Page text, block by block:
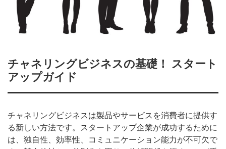
チャネリングビジネスの基礎！ スタート
アップガイド
チャネリングビジネスは製品やサービスを消費者に提供す
る新しい方法です。スタートアップ企業が成功するために
は、独自性、効率性、コミュニケーション能力が不可欠で